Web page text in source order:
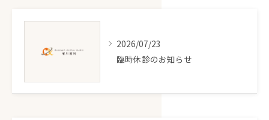
2026/07/23
臨時休診のお知らせ